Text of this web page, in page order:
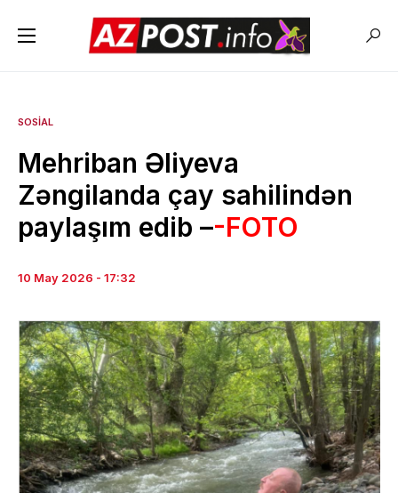
SOSIAL
Mehriban Əliyeva
Zəngilanda çay sahilindən
paylaşım edib –-FOTO
10 May 2026 - 17:32